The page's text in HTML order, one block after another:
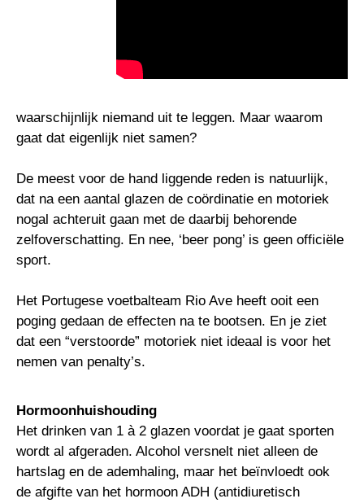
waarschijnlijk niemand uit te leggen. Maar waarom
gaat dat eigenlijk niet samen?
De meest voor de hand liggende reden is natuurlijk,
dat na een aantal glazen de coördinatie en motoriek
nogal achteruit gaan met de daarbij behorende
zelfoverschatting. En nee, ‘beer pong’ is geen officiële
sport.
Het Portugese voetbalteam Rio Ave heeft ooit een
poging gedaan de effecten na te bootsen. En je ziet
dat een “verstoorde” motoriek niet ideaal is voor het
nemen van penalty’s.
Hormoonhuishouding
Het drinken van 1 à 2 glazen voordat je gaat sporten
wordt al afgeraden. Alcohol versnelt niet alleen de
hartslag en de ademhaling, maar het beïnvloedt ook
de afgifte van het hormoon ADH (antidiuretisch